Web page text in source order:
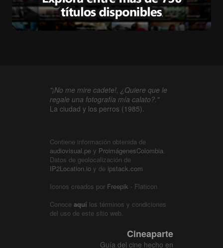
"¡No me mire cadete!, ¿Quiere que le
regale una fotografía mía calato?."
La ciudad y los perros (1985).
Contiene información obtenida de
audiovisual.pe y ProimágenesColombia
Datos de geolocalización de
IP2Location.io y de ipstack.com
Iconos creados por Freepik - Flaticon
Conoce aquí los términos y condiciones
del uso de este sitio web.
Cineaparte
Guía del cine hecho en